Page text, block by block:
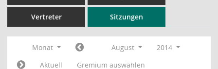
Vertreter Sitzungen
Monat August
2014
Aktuell
Gremium auswählen